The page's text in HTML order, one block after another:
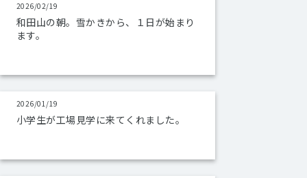
2026/02/19
和田山の朝。雪かきから、１日が始まり
ます。
2026/01/19
小学生が工場見学に来てくれました。